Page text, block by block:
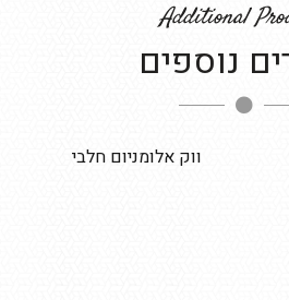
Additional
נוספים
ווק אלומניום חלבי